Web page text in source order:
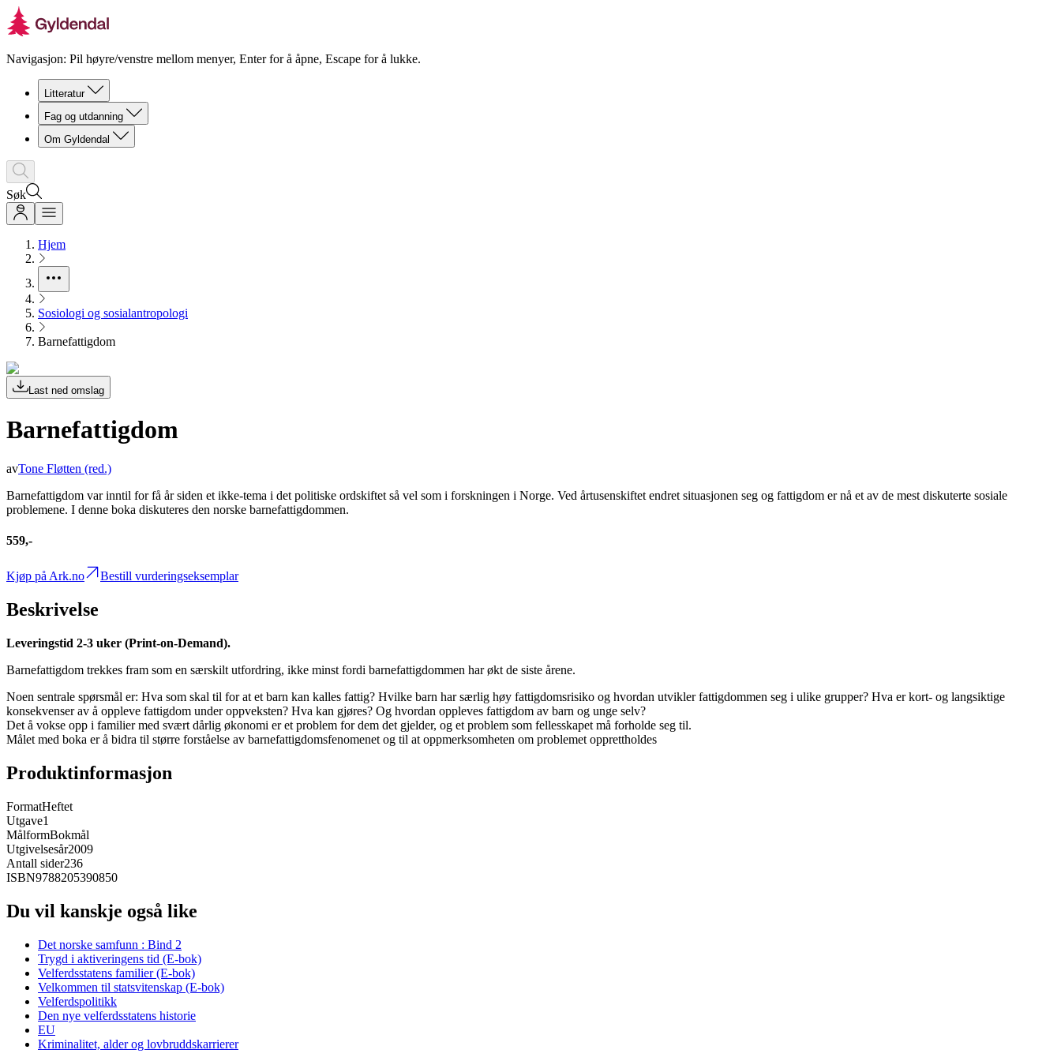
Navigasjon: Pil høyre/venstre mellom menyer, Enter for å åpne, Escape for å lukke.
Litteratur
Fag og utdanning
Om Gyldendal
Søk
Hjem
Sosiologi og sosialantropologi
Barnefattigdom
Last ned omslag
Barnefattigdom
avTone Fløtten (red.)
Barnefattigdom var inntil for få år siden et ikke-tema i det politiske ordskiftet så vel som i forskningen i Norge. Ved årtusenskiftet endret situasjonen seg og fattigdom er nå et av de mest diskuterte sosiale
problemene. I denne boka diskuteres den norske barnefattigdommen.
559,-
Kjøp på Ark.no Bestill vurderingseksemplar
Beskrivelse
Leveringstid 2-3 uker (Print-on-Demand).
Barnefattigdom trekkes fram som en særskilt utfordring, ikke minst fordi barnefattigdommen har økt de siste årene.
Noen sentrale spørsmål er: Hva som skal til for at et barn kan kalles fattig? Hvilke barn har særlig høy fattigdomsrisiko og hvordan utvikler fattigdommen seg i ulike grupper? Hva er kort- og langsiktige
konsekvenser av å oppleve fattigdom under oppveksten? Hva kan gjøres? Og hvordan oppleves fattigdom av barn og unge selv?
Det å vokse opp i familier med svært dårlig økonomi er et problem for dem det gjelder, og et problem som fellesskapet må forholde seg til.
Målet med boka er å bidra til større forståelse av barnefattigdomsfenomenet og til at oppmerksomheten om problemet opprettholdes
Produktinformasjon
FormatHeftet
Utgave1
MålformBokmål
Utgivelsesår2009
Antall sider236
ISBN9788205390850
Du vil kanskje også like
Det norske samfunn : Bind 2
Trygd i aktiveringens tid (E-bok)
Velferdsstatens familier (E-bok)
Velkommen til statsvitenskap (E-bok)
Velferdspolitikk
Den nye velferdsstatens historie
EU
Kriminalitet, alder og lovbruddskarrierer